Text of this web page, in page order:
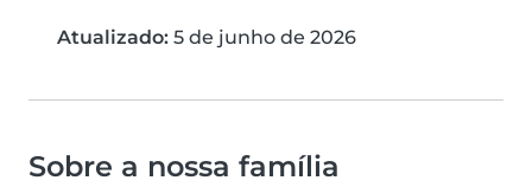
Atualizado: 5 de junho de 2026
Sobre a nossa família